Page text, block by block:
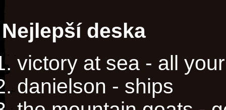
Nejlepší deska
victory at sea - all
danielson - ships